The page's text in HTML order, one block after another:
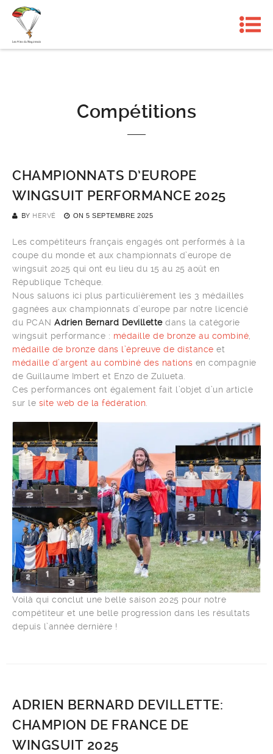
Compétitions
CHAMPIONNATS D’EUROPE
WINGSUIT PERFORMANCE 2025
BY HERVÉ ON 5 SEPTEMBRE 2025
Les compétiteurs français engagés ont performés à la
coupe du monde et aux championnats d’europe de
wingsuit 2025 qui ont eu lieu du 15 au 25 août en
République Tchèque.
Nous saluons ici plus particulièrement les 3 médailles
gagnées aux championnats d’europe par notre licencié
du PCAN Adrien Bernard Devillettedans la catégorie
wingsuit performance : médaille de bronze au combiné
médaille de bronze dans l’épreuve de distance et
médaille d’argent au combiné des nations en compagnie
de Guillaume Imbert et Enzo de Zulueta.
Ces performances ont également fait l’objet d’un article
sur le site web de la fédération
Voilà qui conclut une belle saison 2025 pour notre
compétiteur et une belle progression dans les résultats
depuis l’année dernière !
ADRIEN BERNARD DEVILLETTE:
CHAMPION DE FRANCE DE
WINGSUIT 2025